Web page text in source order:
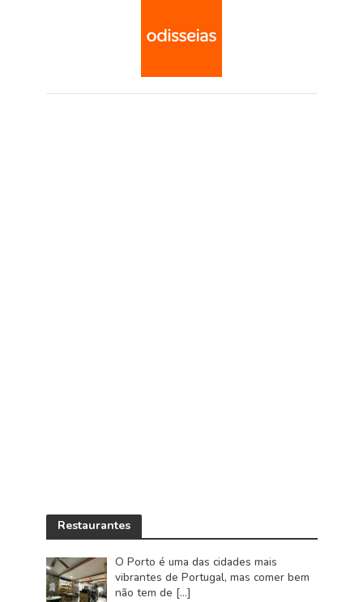
Restaurantes
O Porto é uma das cidades mais
vibrantes de Portugal, mas comer bem
não tem de […]